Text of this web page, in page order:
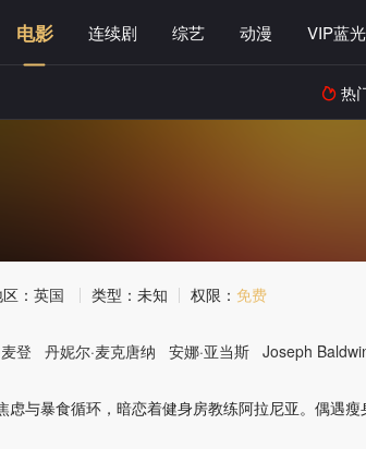
电影 连续剧 综艺 动漫 VIP蓝
 热
： 英国 类型： 未知 权限： 免费
登 丹妮尔·麦克唐纳 安娜·亚当斯 Joseph
虑与暴食循环，暗恋着健身房教练阿拉尼亚。偶遇